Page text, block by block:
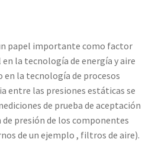
papel importante como factor
la tecnología de energía y aire
la tecnología de procesos
entre las presiones estáticas se
de prueba de aceptación
presión de los componentes
de un ejemplo , filtros de aire).